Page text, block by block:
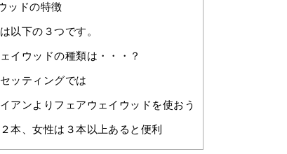
ッドの特徴
以下の３つです。
イウッドの種類は・・・？
ッティングでは
アンよりフェアウェイウッドを使おう
本、女性は３本以上あると便利